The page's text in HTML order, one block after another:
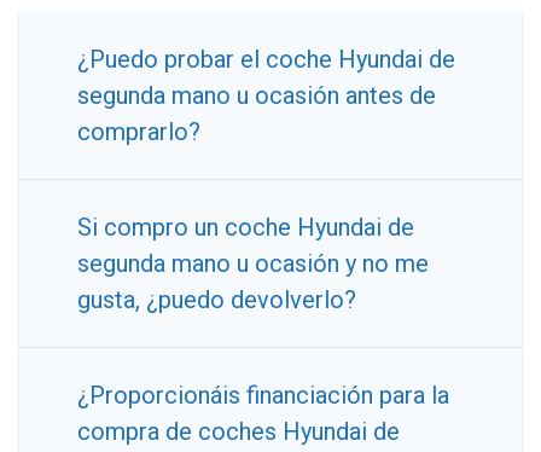
¿Puedo probar el coche Hyundai de
segunda mano u ocasión antes de
comprarlo?
Si compro un coche Hyundai de
segunda mano u ocasión y no me
gusta, ¿puedo devolverlo?
¿Proporcionáis financiación para la
compra de coches Hyundai de